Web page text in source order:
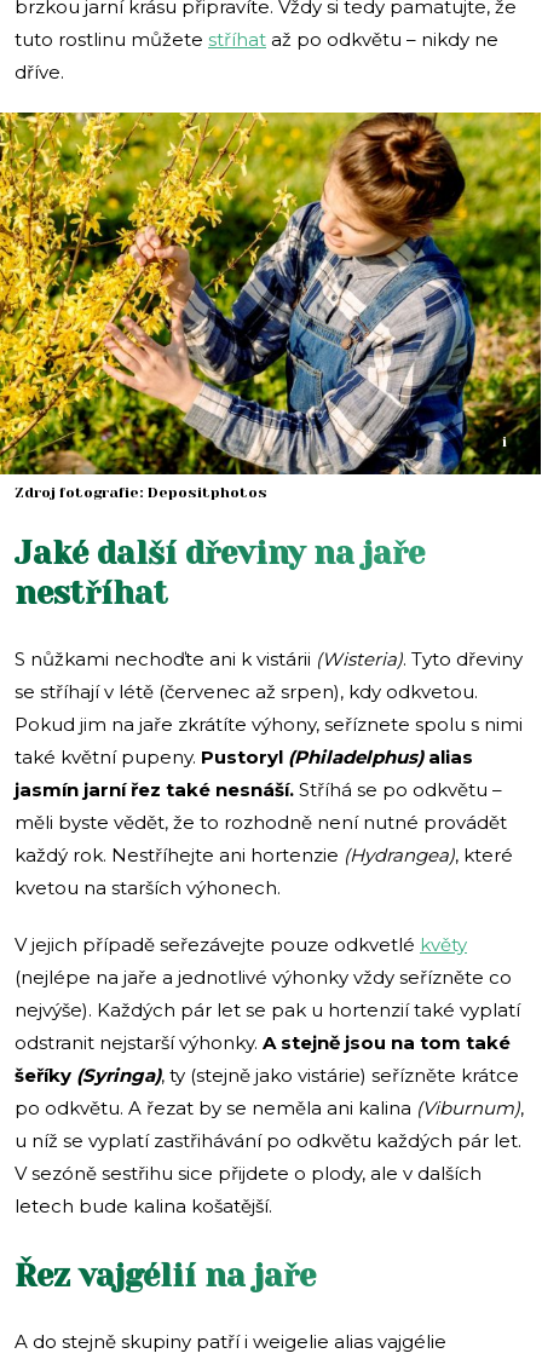
brzkou jarní krásu připravíte. Vždy si tedy pamatujte, že
tuto rostlinu můžete stříhat až po odkvětu – nikdy ne
dříve.
i
Zdroj fotografie: Depositphotos
Jaké další dřeviny na jaře
nestříhat
S nůžkami nechoďte ani k vistárii (Wisteria). Tyto dřeviny
se stříhají v létě (červenec až srpen), kdy odkvetou.
Pokud jim na jaře zkrátíte výhony, seříznete spolu s nimi
také květní pupeny. Pustoryl (Philadelphus) alias
jasmín jarní řez také nesnáší. Stříhá se po odkvětu –
měli byste vědět, že to rozhodně není nutné provádět
každý rok. Nestříhejte ani hortenzie (Hydrangea), které
kvetou na starších výhonech.
V jejich případě seřezávejte pouze odkvetlé květy
(nejlépe na jaře a jednotlivé výhonky vždy seřízněte co
nejvýše). Každých pár let se pak u hortenzií také vyplatí
odstranit nejstarší výhonky. A stejně jsou na tom také
šeříky (Syringa), ty (stejně jako vistárie) seřízněte krátce
po odkvětu. A řezat by se neměla ani kalina (Viburnum),
u níž se vyplatí zastřihávání po odkvětu každých pár let.
V sezóně sestřihu sice přijdete o plody, ale v dalších
letech bude kalina košatější.
Řez vajgélií na jaře
A do stejně skupiny patří i weigelie alias vajgélie